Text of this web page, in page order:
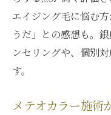
エイジング毛に悩む
うだ」との感想も。
ンセリングや、個別
す。
メテオカラー施術